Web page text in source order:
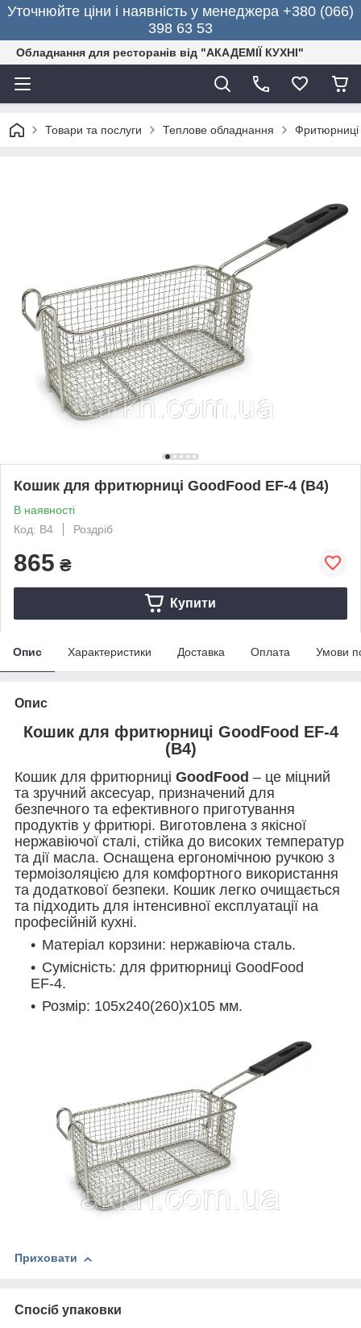
Уточнюйте ціни і наявність у менеджера +380 (066)
398 63 53
Обладнання для ресторанів від "АКАДЕМІЇ КУХНІ"
Товари та послуги Теплове обладнання Фритюрниці
Кошик для фритюрниці GoodFood EF-4 (B4)
В наявності
Код: B4
Роздріб
865 ₴
Купити
Опис Характеристики Доставка Оплата Умови
Опис
Кошик для фритюрниці GoodFood EF-4
(B4)
Кошик для фритюрниці GoodFood – це міцний
та зручний аксесуар, призначений для
безпечного та ефективного приготування
продуктів у фритюрі. Виготовлена ​​з якісної
нержавіючої сталі, стійка до високих температур
та дії масла. Оснащена ергономічною ручкою з
термоізоляцією для комфортного використання
та додаткової безпеки. Кошик легко очищається
та підходить для інтенсивної експлуатації на
професійній кухні.
Матеріал корзини: нержавіюча сталь.
Сумісність: для фритюрниці GoodFood
EF-4.
Розмір: 105x240(260)x105 мм.
Приховати
Спосіб упаковки